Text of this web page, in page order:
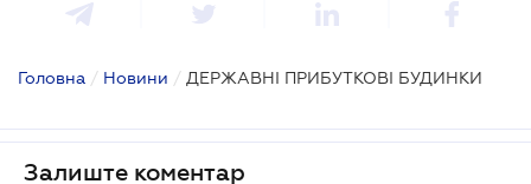
Головна / Новини / ДЕРЖАВНІ ПРИБУТКОВІ БУДИНКИ
Залиште коментар